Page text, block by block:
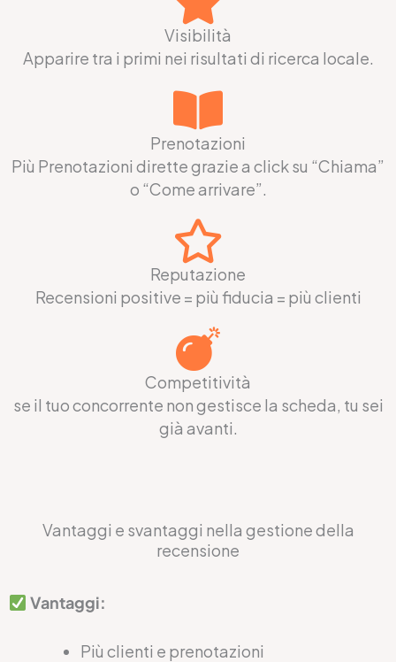
Visibilità
Apparire tra i primi nei risultati di ricerca locale.
Prenotazioni
Più Prenotazioni dirette grazie a click su “Chiama”
o “Come arrivare”.
Reputazione
Recensioni positive = più fiducia = più clienti
Competitività
se il tuo concorrente non gestisce la scheda, tu sei
già avanti.
Vantaggi e svantaggi nella gestione della
recensione
Vantaggi:
Più clienti e prenotazioni